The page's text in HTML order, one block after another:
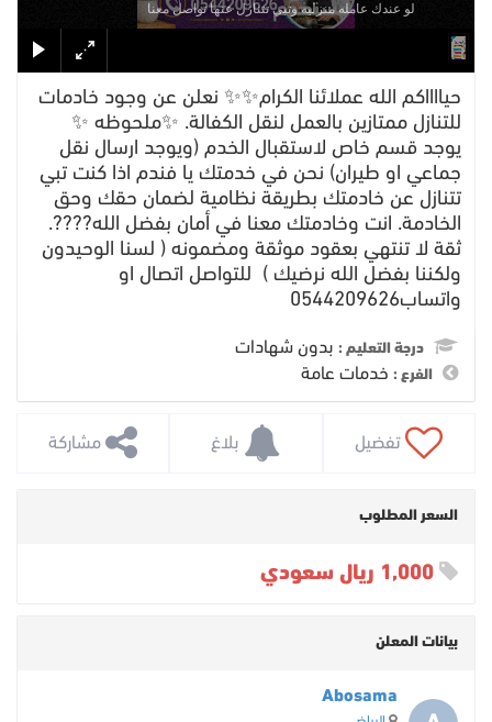
لو عندك عامله منزليه وتبي تتنازل عنها تواصل معنا
حيااااكم الله عملائنا الكرام✨✨ نعلن عن وجود خادمات
للتنازل ممتازين بالعمل لنقل الكفالة. ✨ملحوظه ✨
يوجد قسم خاص لاستقبال الخدم (ويوجد ارسال نقل
جماعي او طيران) نحن في خدمتك يا فندم اذا كنت تبي
تتنازل عن خادمتك بطريقة نظامية لضمان حقك وحق
الخادمة. انت وخادمتك معنا في أمان بفضل الله????.
ثقة لا تنتهي بعقود موثقة ومضمونه ( لسنا الوحيدون
ولكننا بفضل الله نرضيك ) للتواصل اتصال او
واتساب0544209626
درجة التعليم : بدون شهادات
الفرع : خدمات عامة
تفضيل مشاركة
السعر المطلوب
بيانات المعلن
Abosama